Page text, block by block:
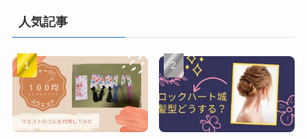
人気記事